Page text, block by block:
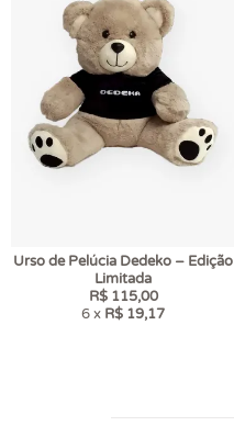
Urso de Pelúcia Dedeko – Edição
Limitada
R$ 115,00
6 x R$ 19,17